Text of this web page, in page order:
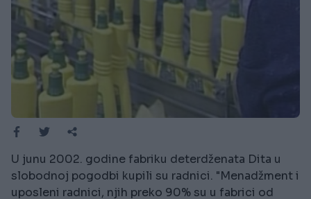
U junu 2002. godine fabriku deterdženata Dita u
slobodnoj pogodbi kupili su radnici. "Menadžment i
uposleni radnici, njih preko 90% su u fabrici od